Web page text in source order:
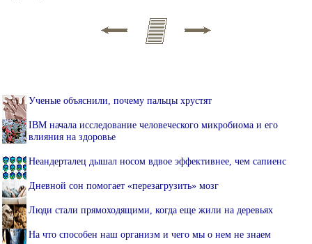
Ученые объяснили, почему пальцы хрустят
IBM начала исследование человеческого микробиома и его
влияния на здоровье
Неандерталец дышал носом вдвое эффективнее, чем сапиенс
Дневной сон помогает «перезагрузить» мозг
Люди стали прямоходящими, когда еще жили на деревьях
На что способен наш организм и чего мы о нем не знаем